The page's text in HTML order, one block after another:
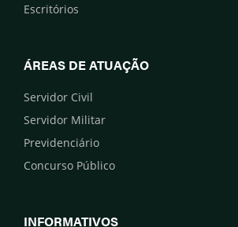
Escritórios
ÁREAS DE ATUAÇÃO
Servidor Civil
Servidor Militar
Previdenciário
Concurso Público
INFORMATIVOS